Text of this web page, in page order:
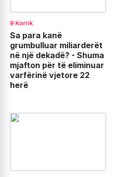
9 Korrik
Sa para kanë
grumbulluar miliarderët
në një dekadë? - Shuma
mjafton për të eliminuar
varfërinë vjetore 22
herë